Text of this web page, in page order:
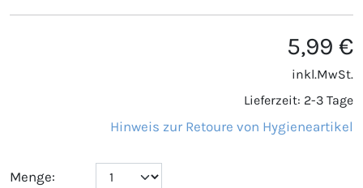
5,99 €
inkl.MwSt.
Lieferzeit: 2-3 Tage
Hinweis zur Retoure von Hygieneartikel
Menge: